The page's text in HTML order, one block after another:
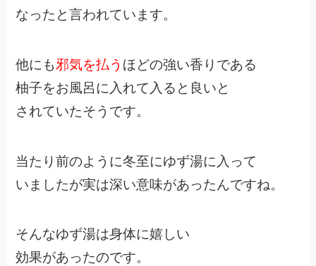
なったと言われています。
他にも邪気を払う ほどの強い香りである
柚子をお風呂に入れて入ると良いと
されていたそうです。
当たり前のように冬至にゆず湯に入って
いましたが実は深い意味があったんですね。
そんなゆず湯は身体に嬉しい
効果があったのです。